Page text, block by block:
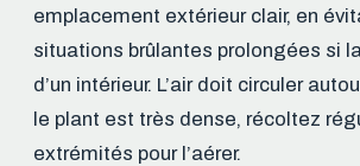
emplacement extérieur clair, en
situations brûlantes prolongées si
d’un intérieur. L’air doit circuler
le plant est très dense, récoltez
extrémités pour l’aérer.